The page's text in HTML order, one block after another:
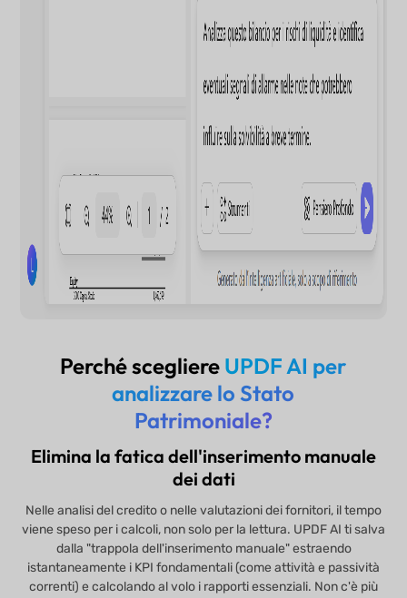
Perché scegliere UPDF AI per
analizzare lo Stato
Patrimoniale?
Elimina la fatica dell'inserimento manuale
dei dati
Nelle analisi del credito o nelle valutazioni dei fornitori, il tempo
viene speso per i calcoli, non solo per la lettura. UPDF AI ti salva
dalla "trappola dell'inserimento manuale" estraendo
istantaneamente i KPI fondamentali (come attività e passività
correnti) e calcolando al volo i rapporti essenziali. Non c'è più